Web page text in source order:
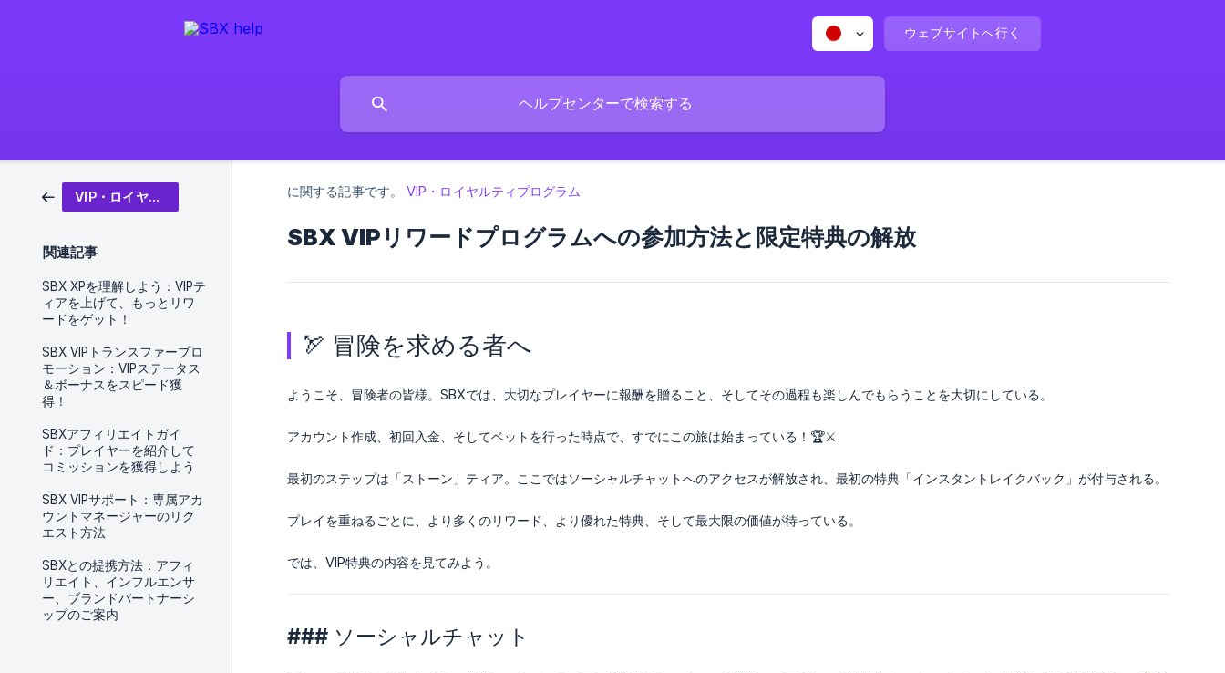
ウェブサイトへ行く
VIP・ロイヤルティプログラム
関連記事
SBX XPを理解しよう：VIPテ
ィアを上げて、もっとリワ
ードをゲット！
SBX VIPトランスファープロ
モーション：VIPステータス
＆ボーナスをスピード獲
得！
SBXアフィリエイトガイ
ド：プレイヤーを紹介して
コミッションを獲得しよう
SBX VIPサポート：専属アカ
ウントマネージャーのリク
エスト方法
SBXとの提携方法：アフィ
リエイト、インフルエンサ
ー、ブランドパートナーシ
ップのご案内
に関する記事です。 VIP・ロイヤルティプログラム
SBX VIPリワードプログラムへの参加方法と限定特典の解放
🏹 冒険を求める者へ
ようこそ、冒険者の皆様。SBXでは、大切なプレイヤーに報酬を贈ること、そしてその過程も楽しんでもらうことを大切にしている。
アカウント作成、初回入金、そしてベットを行った時点で、すでにこの旅は始まっている！🏆⚔️
最初のステップは「ストーン」ティア。ここではソーシャルチャットへのアクセスが解放され、最初の特典「インスタントレイクバック」が付与される。
プレイを重ねるごとに、より多くのリワード、より優れた特典、そして最大限の価値が待っている。
では、VIP特典の内容を見てみよう。
### ソーシャルチャット